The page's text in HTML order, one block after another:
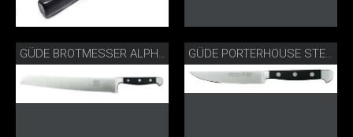
GÜDE BROTMESSER ALPHA GÜDE PORTERHOUSE STEAKMESSER ALPHA